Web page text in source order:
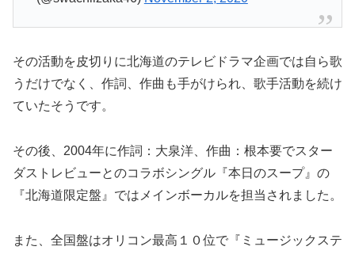
うだけでなく、作詞、作曲も手がけられ、歌手活動を続け
ていたそうです。
ダストレビューとのコラボシングル『本日のスープ』の
『北海道限定盤』ではメインボーカルを担当されました。
ーション』『うたばん』に出演を果たしました。ここでは